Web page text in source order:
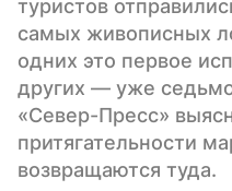
туристов
самых живописных
одних это первое
других — уже
«Север-Пресс»
притягательности
возвращаются туда.